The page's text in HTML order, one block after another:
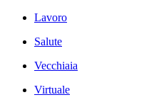
Lavoro
Salute
Vecchiaia
Virtuale